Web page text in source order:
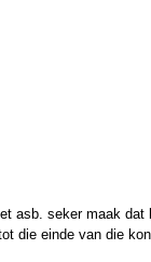
asb. seker maak
die einde van die